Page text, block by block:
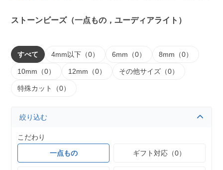
ストーンビーズ（一点もの，ユーディアライト）
すべて 4mm以下（0） 6mm（0） 8mm（0）
10mm（0） 12mm（0） その他サイズ（0）
特殊カット（0）
絞り込む
こだわり
一点もの
ギフト対応（0）